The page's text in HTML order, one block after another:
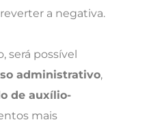
a negativa.
será possível
administrativo,
de auxílio-
mais